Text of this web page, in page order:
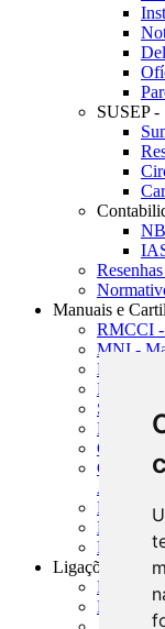
SUSEP -
Manuais e
RMCCI -
MNI -
MTVM -
MCR -
SISORF
MASUP
CADOC
CNAE-
PMF -
Manuais
Ligações
Links